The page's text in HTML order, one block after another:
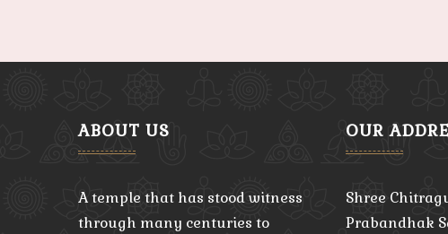
ABOUT US
A temple that has stood witness
through many centuries to
OUR
Shree
Prabandhak